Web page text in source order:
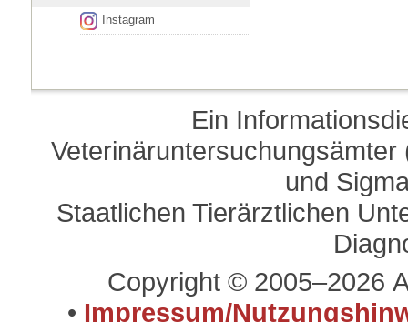
Instagram
Ein
und
Staatlichen Tierärztlichen
Copyright © 2005–2026
• Impressum/